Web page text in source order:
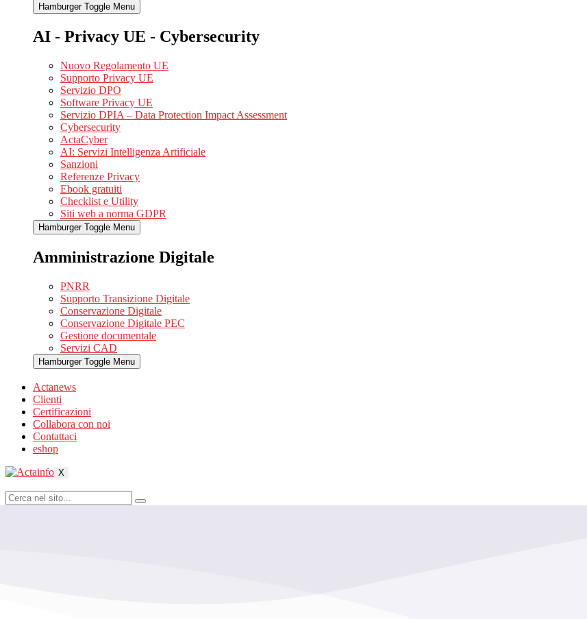
Hamburger Toggle Menu
AI - Privacy UE - Cybersecurity
Nuovo Regolamento UE
Supporto Privacy UE
Servizio DPO
Software Privacy UE
Servizio DPIA – Data Protection Impact Assessment
Cybersecurity
ActaCyber
AI: Servizi Intelligenza Artificiale
Sanzioni
Referenze Privacy
Ebook gratuiti
Checklist e Utility
Siti web a norma GDPR
Hamburger Toggle Menu
Amministrazione Digitale
PNRR
Supporto Transizione Digitale
Conservazione Digitale
Conservazione Digitale PEC
Gestione documentale
Servizi CAD
Hamburger Toggle Menu
Actanews
Clienti
Certificazioni
Collabora con noi
Contattaci
eshop
X